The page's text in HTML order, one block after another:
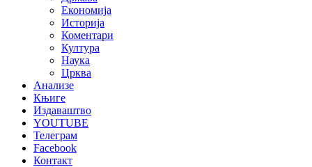
Економија
Историја
Коментари
Култура
Наука
Црква
Анализе
Књиге
Издаваштво
YOUTUBE
Телеграм
Facebook
Контакт